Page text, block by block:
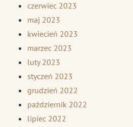
czerwiec 2023
maj 2023
kwiecień 2023
marzec 2023
luty 2023
styczeń 2023
grudzień 2022
październik 2022
lipiec 2022